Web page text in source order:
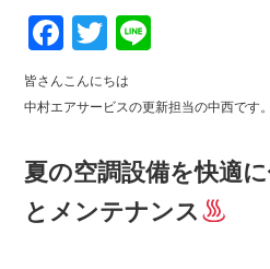
Facebook
Twitter
皆さんこんにちは
中村エアサービスの更新担当の中西です。
夏の空調設備を快適
とメンテナンス